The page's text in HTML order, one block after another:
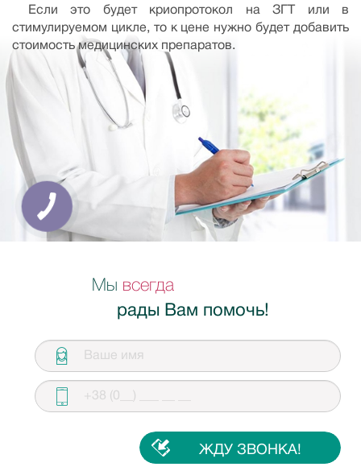
Если это будет криопротокол на ЗГТ или в
стимулируемом цикле, то к цене нужно будет добавить
стоимость медицинских препаратов.
Мы всегда
рады Вам помочь!